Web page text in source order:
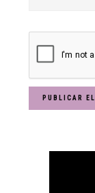
Primary